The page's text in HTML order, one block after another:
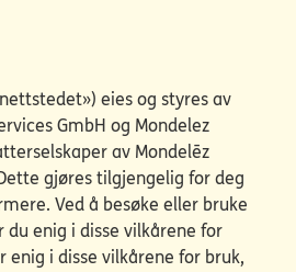
eies og styres av
GmbH og Mondelez
av Mondelēz
gjøres tilgjengelig for deg
Ved å besøke eller bruke
enig i disse vilkårene for
enig i disse vilkårene for bruk,